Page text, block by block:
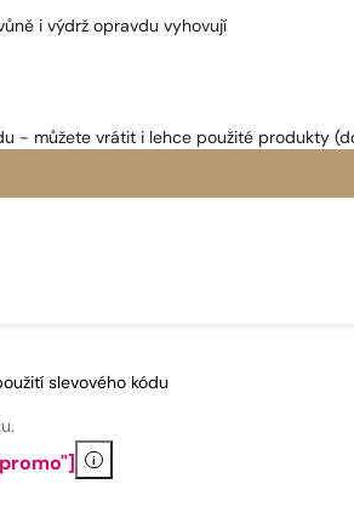
i výdrž opravdu vyhovují
- můžete vrátit i lehce použité produkty
slevového kódu
i